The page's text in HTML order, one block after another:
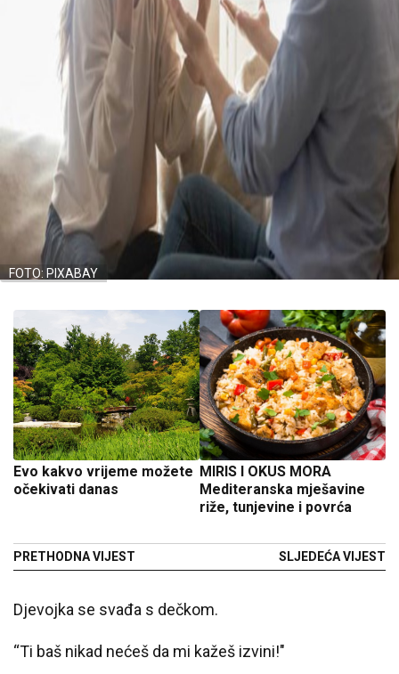
FOTO: PIXABAY
Evo kakvo vrijeme možete
očekivati danas
PRETHODNA VIJEST
MIRIS I OKUS MORA
Mediteranska mješavine
riže, tunjevine i povrća
SLJEDEĆA VIJEST
Djevojka se svađa s dečkom.
“Ti baš nikad nećeš da mi kažeš izvini!"